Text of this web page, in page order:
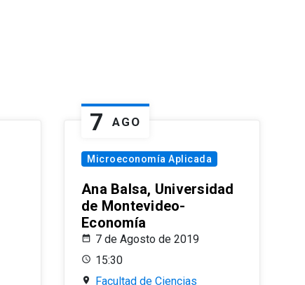
7 AGO
Microeconomía Aplicada
Ana Balsa, Universidad
de Montevideo-
Economía
7 de Agosto de 2019
15:30
Facultad de Ciencias